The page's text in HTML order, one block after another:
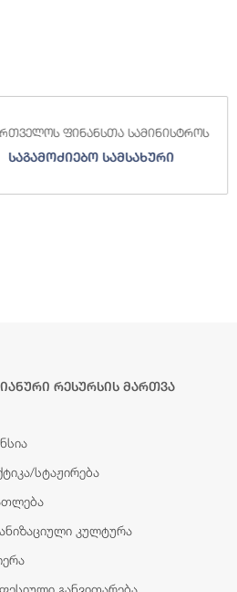
ფინანსთა სამინისტროს
საგამოძიებო სამსახური
რესურსის მართვა
სტაჟირება
კულტურა
განვითარება